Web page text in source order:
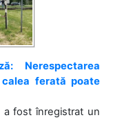
Nerespectarea
ferată poate
a fost înregistrat un